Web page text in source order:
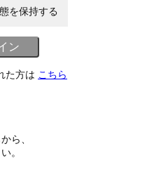
を保持する
た方は こちら
ら、
。